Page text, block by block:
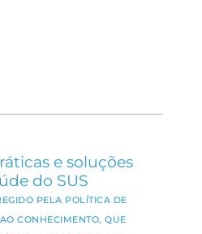
e soluções
do SUS
PELA POLÍTICA DE
CONHECIMENTO, QUE